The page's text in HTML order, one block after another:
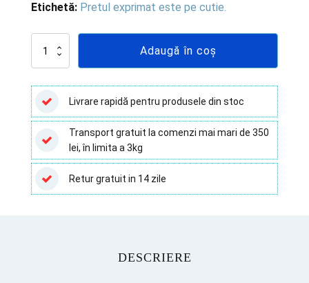
Etichetă: Pretul exprimat este pe cutie.
Cantitate
gradate
vsh,
metoda
Westergreen
Deltalab
-
100
buc
Adaugă în coș
Livrare rapidă pentru produsele din stoc
Transport gratuit la comenzi mai mari de 350
lei, în limita a 3kg
Retur gratuit in 14 zile
DESCRIERE